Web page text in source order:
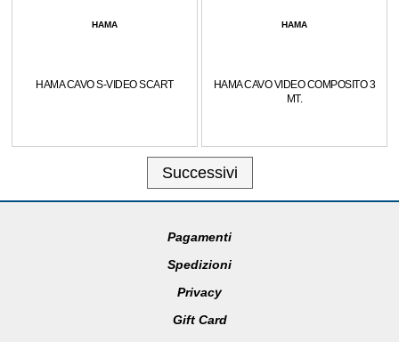
HAMA
HAMA CAVO S-VIDEO SCART
HAMA
HAMA CAVO VIDEO COMPOSITO 3
MT.
Successivi
Pagamenti
Spedizioni
Privacy
Gift Card